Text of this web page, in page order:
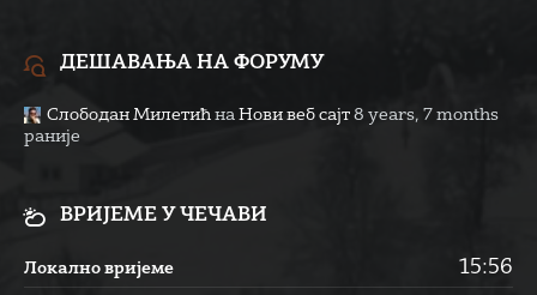
ДЕШАВАЊА НА ФОРУМУ
Слободан Милетић на Нови веб сајт 8 years, 7 months
раније
ВРИЈЕМЕ У ЧЕЧАВИ
Локално вријеме 15:56